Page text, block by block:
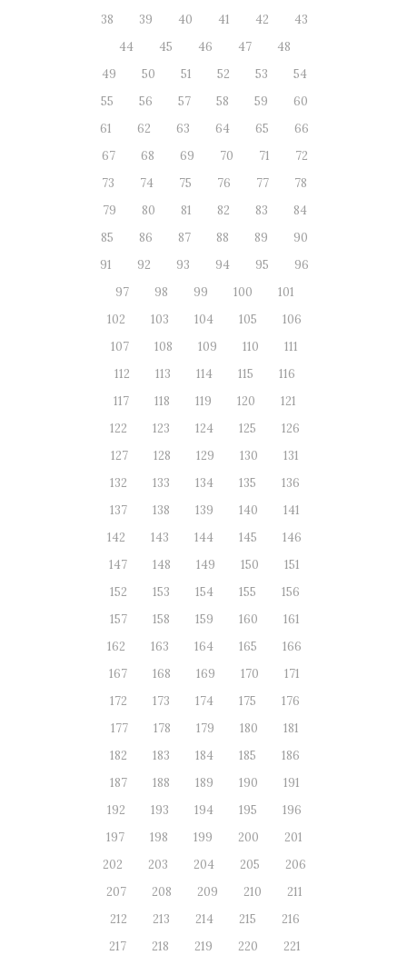
38
39 40 41 42
43
44
45 46 47
48
49
50 51 52 53
54
55
56 57 58 59
60
61
62 63 64 65
66
67
68 69 70 71
72
73
74 75 76 77
78
79
80 81 82 83
84
85
86 87 88 89
90
91
92 93 94 95
96
97
98 99 100
101
102
103 104 105
106
107
108 109 110
111
112
113 114 115
116
117
118 119 120
121
122
123 124 125
126
127
128 129 130
131
132
133 134 135
136
137
138 139 140
141
142
143 144 145
146
147
148 149 150
151
152
153 154 155
156
157
158 159 160
161
162
163 164 165
166
167
168 169 170
171
172
173 174 175
176
177
178 179 180
181
182
183 184 185
186
187
188 189 190
191
192
193 194 195
196
197
198 199 200
201
202
203 204 205
206
207
208 209 210
211
212
213 214 215
216
217
218 219 220
221